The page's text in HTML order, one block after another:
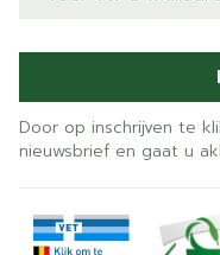
Door op inschrijven te
nieuwsbrief en gaat u